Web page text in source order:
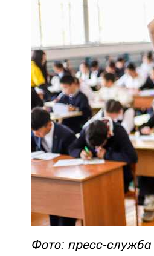
Фото: пресс-служба